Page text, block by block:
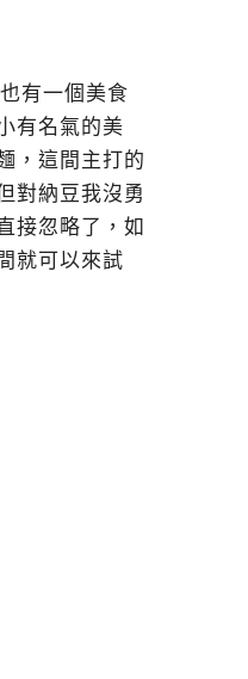
有一個美食
有名氣的美
，這間主打的
對納豆我沒勇
接忽略了，如
就可以來試